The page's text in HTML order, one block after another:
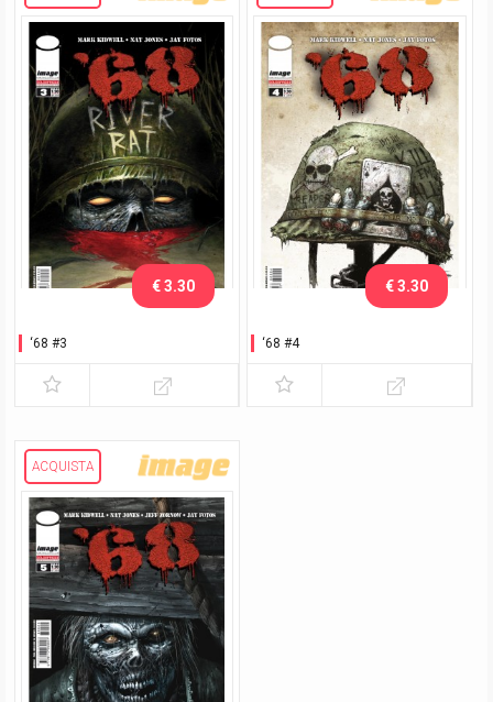
‘68 #3
€ 3.30
‘68 #4
€ 3.30
ACQUISTA